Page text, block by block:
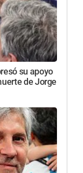
su apoyo
de Jorge